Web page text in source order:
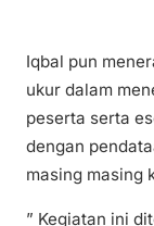
Iqbal pun
ukur dalam
peserta serta
dengan
masing masing
” Kegiatan ini